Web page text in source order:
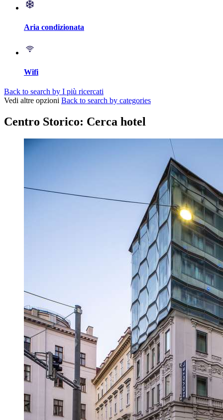
Aria condizionata
Wifi
Back to search by I più ricercati
Vedi altre opzioni Back to search by categories
Centro Storico: Cerca hotel